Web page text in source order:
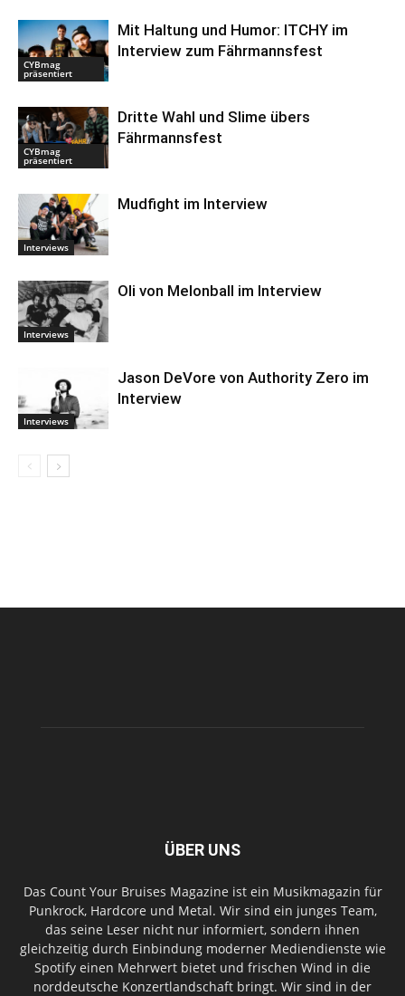
CYBmag
präsentiert
Mit Haltung und Humor: ITCHY im
Interview zum Fährmannsfest
CYBmag
präsentiert
Dritte Wahl und Slime übers
Fährmannsfest
Interviews
Mudfight im Interview
Interviews
Oli von Melonball im Interview
Interviews
Jason DeVore von Authority Zero im
Interview
ÜBER UNS
Das Count Your Bruises Magazine ist ein Musikmagazin für
Punkrock, Hardcore und Metal. Wir sind ein junges Team,
das seine Leser nicht nur informiert, sondern ihnen
gleichzeitig durch Einbindung moderner Mediendienste wie
Spotify einen Mehrwert bietet und frischen Wind in die
norddeutsche Konzertlandschaft bringt. Wir sind in der